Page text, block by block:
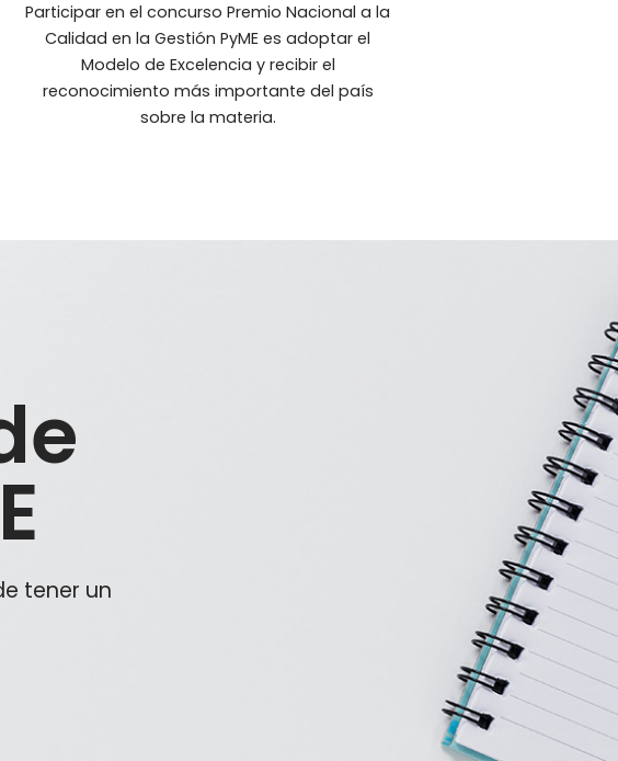
Participar en el concurso Premio Nacional a la
Calidad en la Gestión PyME es adoptar el
Modelo de Excelencia y recibir el
reconocimiento más importante del país
sobre la materia.
tener un